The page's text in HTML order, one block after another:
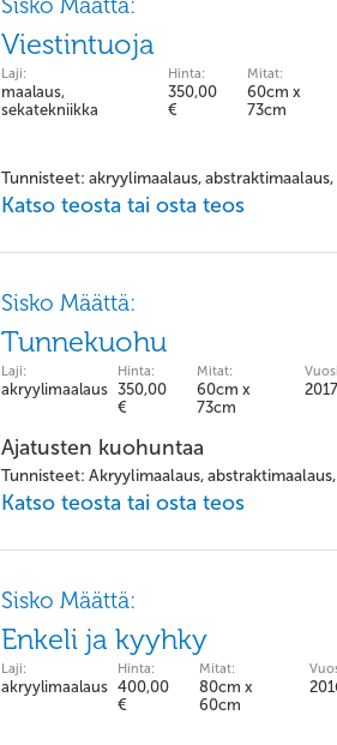
Viestintuoja
Laji:
maalaus,
sekatekniikka
Hinta:
350,00
€
Mitat:
60cm x
73cm
Tunnisteet: akryylimaalaus,
Katso teosta tai osta teos
Sisko Määttä:
Tunnekuohu
Laji:
akryylimaalaus
Hinta:
350,00
€
Mitat:
60cm x
73cm
2017
Ajatusten kuohuntaa
Tunnisteet: Akryylimaalaus,
Katso teosta tai osta teos
Sisko Määttä:
Enkeli ja kyyhky
Laji:
akryylimaalaus
Hinta:
400,00
€
Mitat:
80cm x
60cm